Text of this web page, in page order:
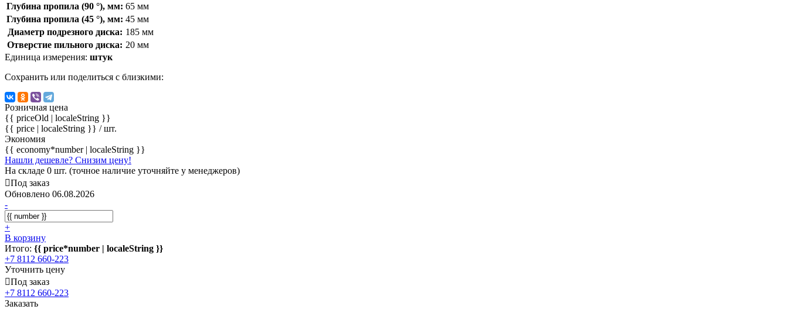
Глубина пропила (90 °), мм: 65 мм
Глубина пропила (45 °), мм: 45 мм
Диаметр подрезного диска: 185 мм
Отверстие пильного диска: 20 мм
Единица измерения: штук
Сохранить или поделиться с близкими:
Розничная цена
{{ priceOld | localeString }}
{{ price | localeString }} / шт.
Экономия
{{ economy*number | localeString }}
Нашли дешевле? Снизим цену!
На складе 0 шт. (точное наличие уточняйте у менеджеров)
Под заказ
Обновлено 06.08.2026
-
+
В корзину
Итого: {{ price*number | localeString }}
+7 8112 660-223
Уточнить цену
Под заказ
+7 8112 660-223
Заказать